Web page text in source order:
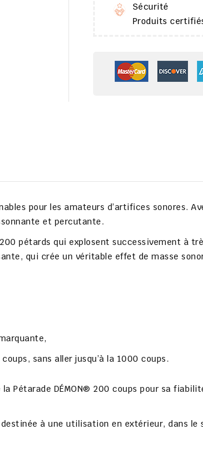
Sécurité
Produits
pour les amateurs d’artifices sonores.
et percutante.
200 pétards qui explosent successivement à
qui crée un véritable effet de masse
,
sans aller jusqu’à la 1000 coups.
la Pétarade DÉMON® 200 coups pour sa
à une utilisation en extérieur, dans le